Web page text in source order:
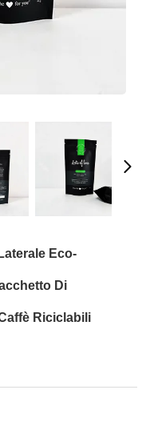
Eco-
Di
Riciclabili